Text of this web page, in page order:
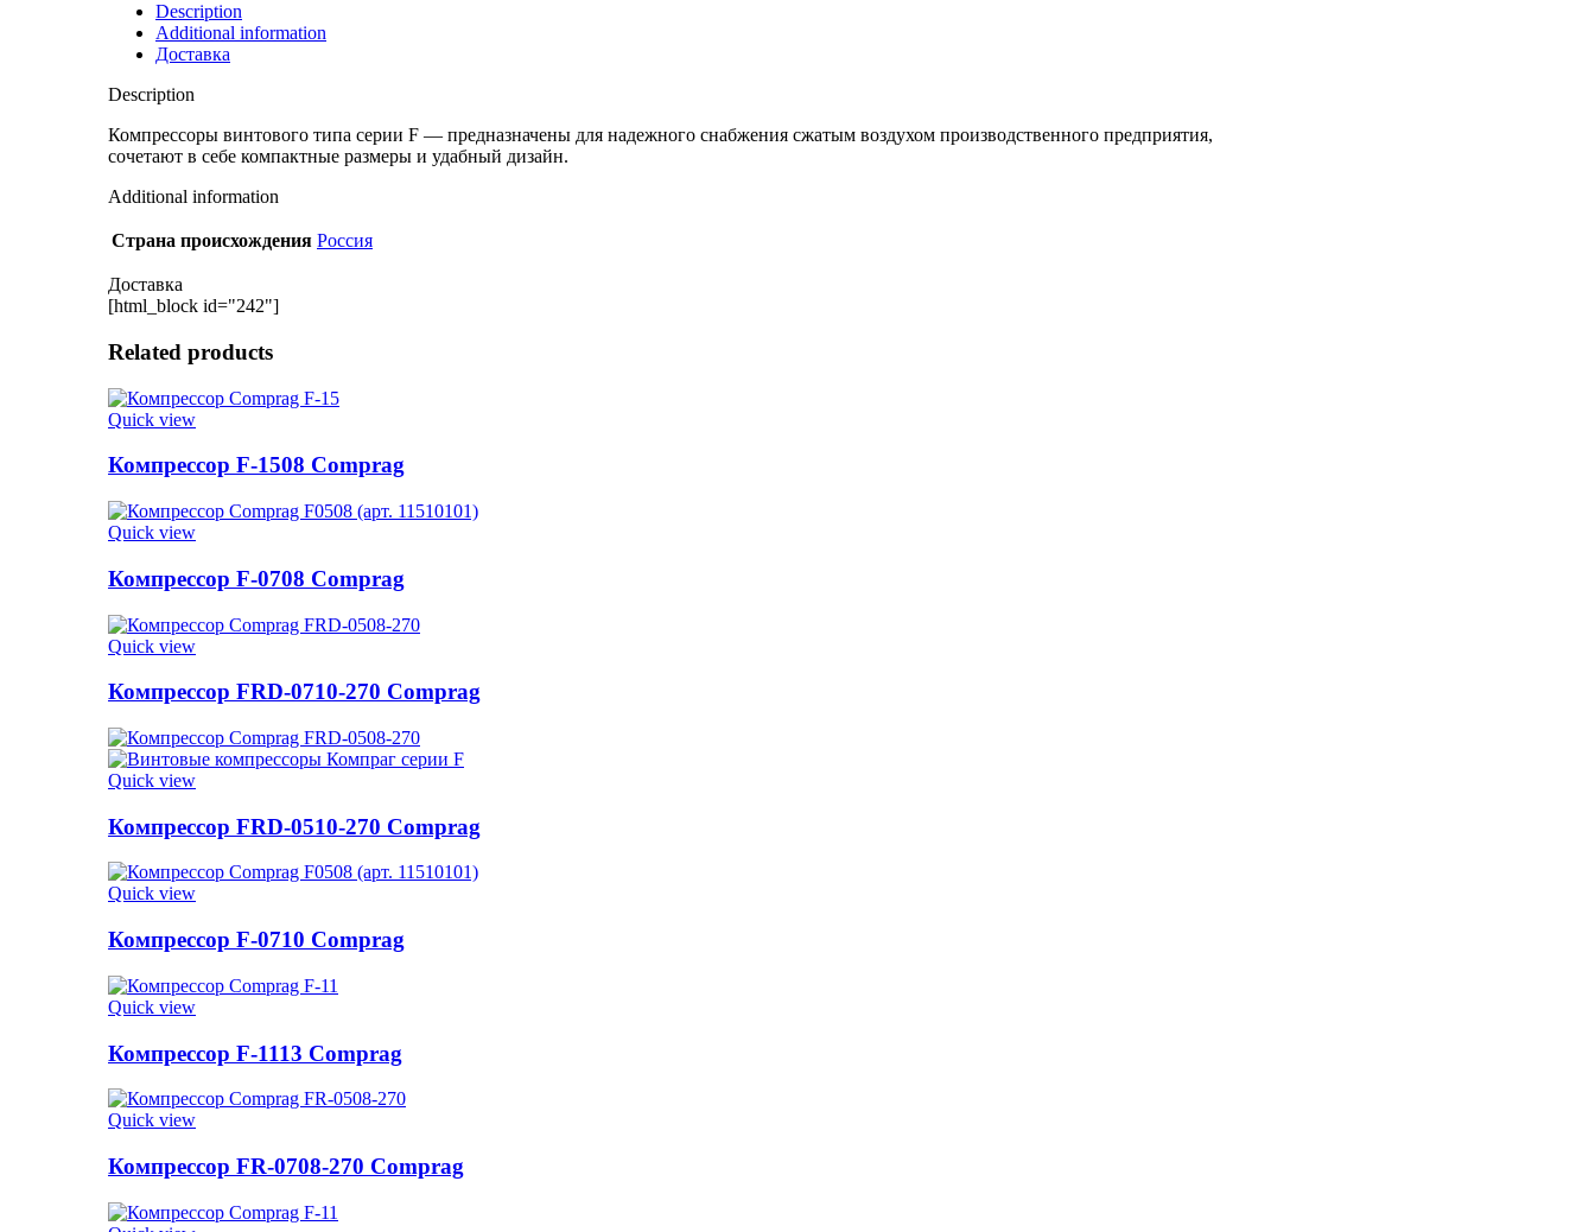
Description
Additional information
Доставка
Description
Компрессоры винтового типа серии F — предназначены для надежного снабжения сжатым воздухом производственного предприятия,
сочетают в себе компактные размеры и удабный дизайн.
Additional information
Страна происхождения Россия
Доставка
[html_block id="242"]
Related products
Quick view
Компрессор F-1508 Comprag
Quick view
Компрессор F-0708 Comprag
Quick view
Компрессор FRD-0710-270 Comprag
Quick view
Компрессор FRD-0510-270 Comprag
Quick view
Компрессор F-0710 Comprag
Quick view
Компрессор F-1113 Comprag
Quick view
Компрессор FR-0708-270 Comprag